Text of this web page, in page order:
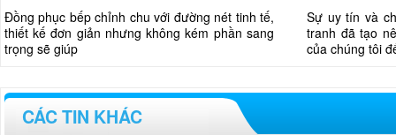
Đồng phục bếp chỉnh chu với đường nét tinh tế,
thiết kế đơn giản nhưng không kém phần sang
trọng sẽ giúp
Sự uy tín và
tranh đã tạo
của chúng tôi
CÁC TIN KHÁC